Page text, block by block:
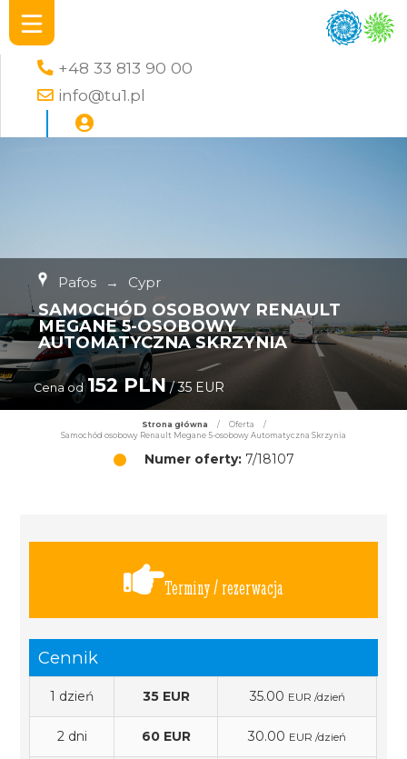
+48 33 813 90 00
info@tu1.pl
Pafos → Cypr
SAMOCHÓD OSOBOWY RENAULT
MEGANE 5-OSOBOWY
AUTOMATYCZNA SKRZYNIA
Cena od 152 PLN/ 35 EUR
Strona główna / Oferta
/
Samochód osobowy Renault Megane 5-osobowy Automatyczna Skrzynia
Numer oferty:7/18107
Terminy / rezerwacja
Cennik
1 dzień 35 EUR 35.00 EUR /dzień
2 dni 60 EUR 30.00 EUR /dzień